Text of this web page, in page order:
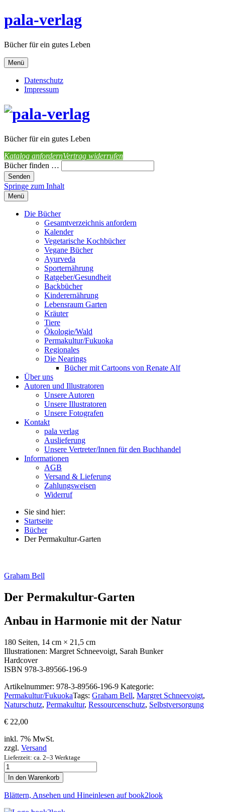
pala-verlag
Bücher für ein gutes Leben
Menü
Datenschutz
Impressum
Bücher für ein gutes Leben
Katalog anfordernVertrag widerrufen
Bücher finden …
Springe zum Inhalt
Menü
Die Bücher
Gesamtverzeichnis anfordern
Kalender
Vegetarische Kochbücher
Vegane Bücher
Ayurveda
Sporternährung
Ratgeber/Gesundheit
Backbücher
Kinderernährung
Lebensraum Garten
Kräuter
Tiere
Ökologie/Wald
Permakultur/Fukuoka
Regionales
Die Nearings
Bücher mit Cartoons von Renate Alf
Über uns
Autoren und Illustratoren
Unsere Autoren
Unsere Illustratoren
Unsere Fotografen
Kontakt
pala verlag
Auslieferung
Unsere Vertreter/Innen für den Buchhandel
Informationen
AGB
Versand & Lieferung
Zahlungsweisen
Widerruf
Sie sind hier:
Startseite
Bücher
Der Permakultur-Garten
Graham Bell
Der Permakultur-Garten
Anbau in Harmonie mit der Natur
180 Seiten, 14 cm × 21,5 cm
Illustrationen: Margret Schneevoigt, Sarah Bunker
Hardcover
ISBN 978-3-89566-196-9
Artikelnummer: 978-3-89566-196-9 Kategorie:
Permakultur/FukuokaTags: Graham Bell, Margret Schneevoigt,
Naturschutz, Permakultur, Ressourcenschutz, Selbstversorgung
€ 22,00
inkl. 7% MwSt.
zzgl. Versand
Lieferzeit: ca. 2–3 Werktage
Der
Permakultur-
Garten
Menge
In den Warenkorb
Blättern, Ansehen und Hineinlesen auf book2look